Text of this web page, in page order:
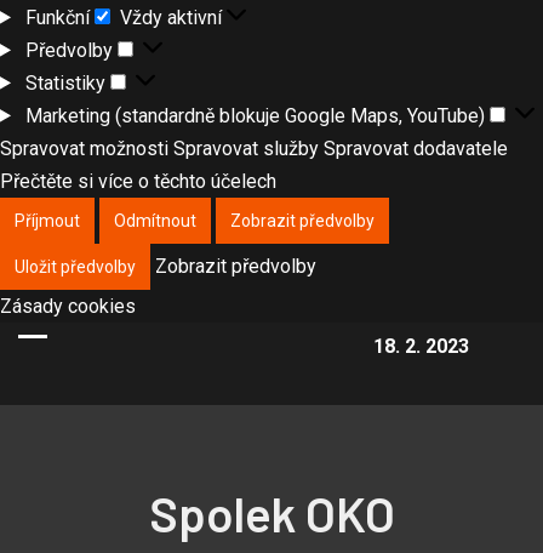
Funkční
Vždy aktivní
Předvolby
Statistiky
Marketing (standardně blokuje Google Maps, YouTube)
Spravovat možnosti Spravovat služby Spravovat dodavatele
Přečtěte si více o těchto účelech
Příjmout Odmítnout Zobrazit předvolby
Uložit předvolby
Zobrazit předvolby
Zásady cookies
18. 2. 2023
Spolek OKO